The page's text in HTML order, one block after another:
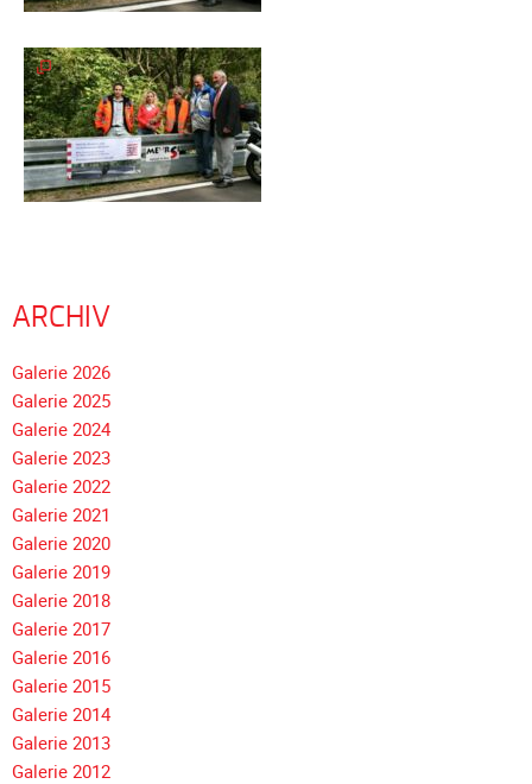
ARCHIV
Navigation
überspringen
Galerie 2026
Galerie 2025
Galerie 2024
Galerie 2023
Galerie 2022
Galerie 2021
Galerie 2020
Galerie 2019
Galerie 2018
Galerie 2017
Galerie 2016
Galerie 2015
Galerie 2014
Galerie 2013
Galerie 2012